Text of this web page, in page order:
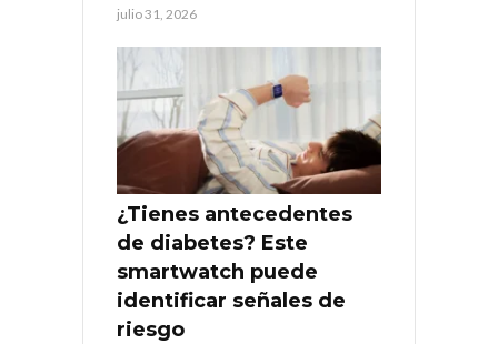
julio 31, 2026
¿Tienes antecedentes
de diabetes? Este
smartwatch puede
identificar señales de
riesgo